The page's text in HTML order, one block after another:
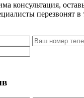
консультация,
перезвонят в